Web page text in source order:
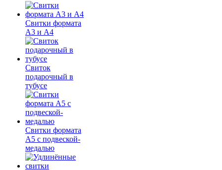
Свитки формата
А3 и А4
Свиток
подарочный в
тубусе
Свитки формата
А5 с подвеской-
медалью